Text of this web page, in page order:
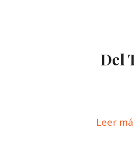
Del
Leer